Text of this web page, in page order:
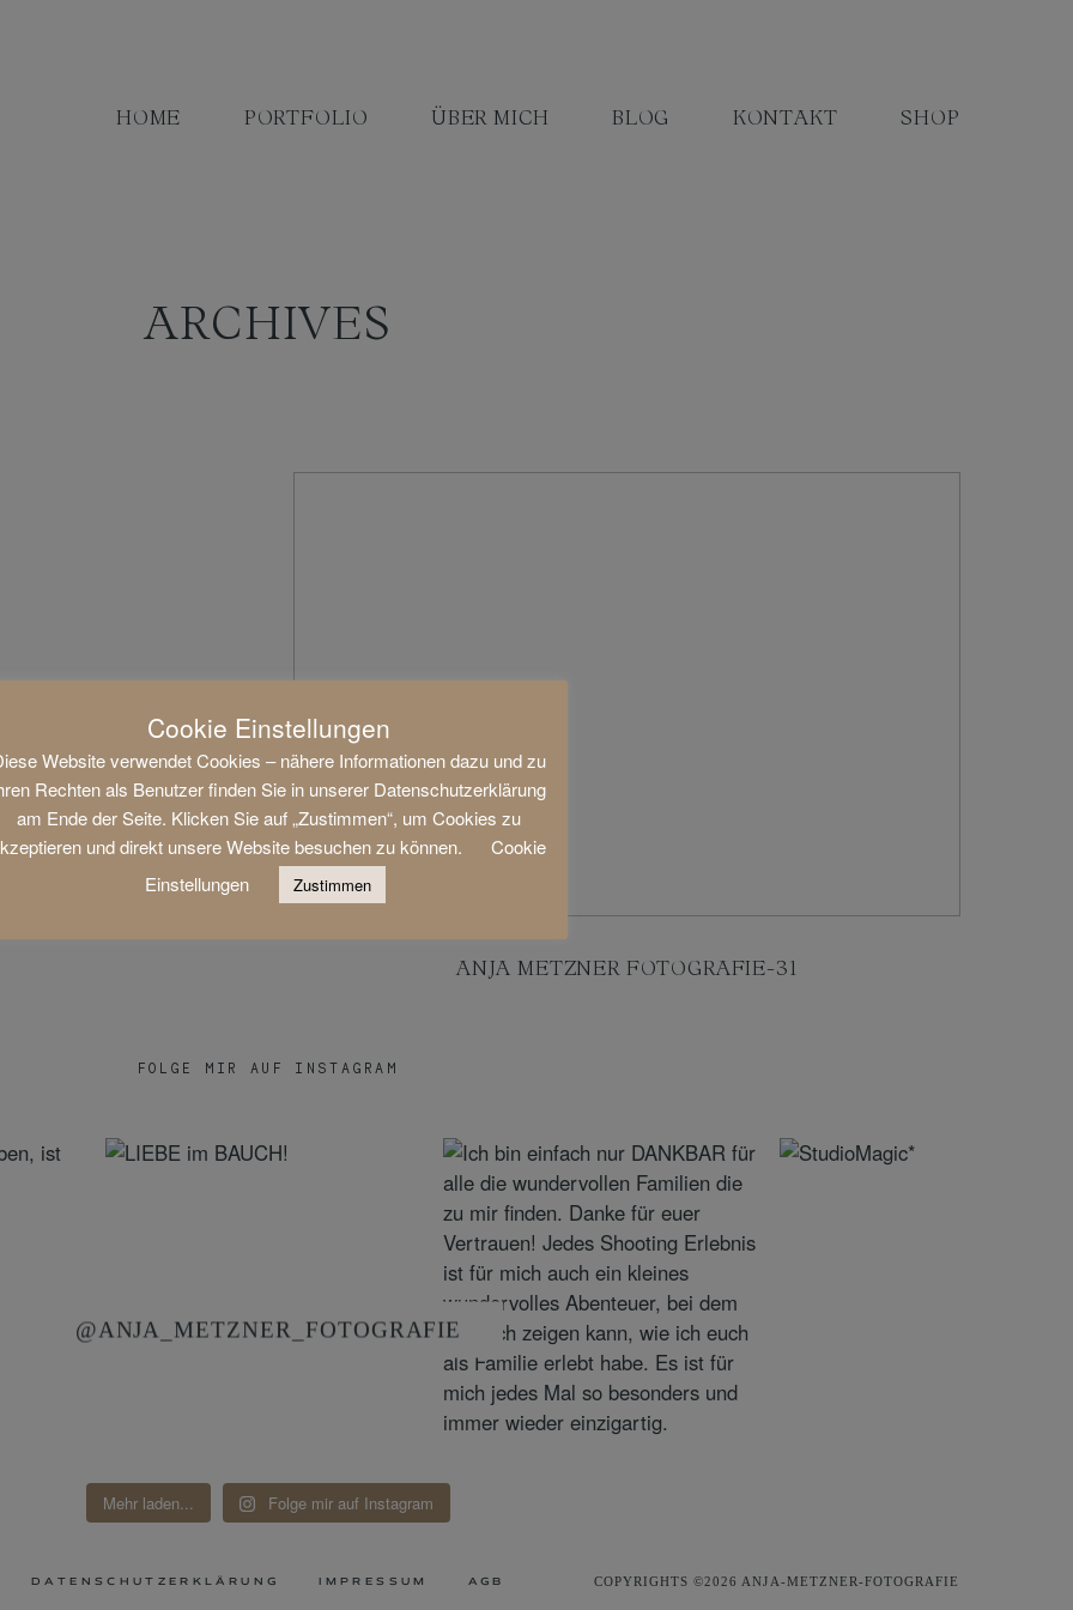
HOME PORTFOLIO ÜBER MICH BLOG KONTAKT SHOP
ARCHIVES
ANJA METZNER FOTOGRAFIE-31
FOLGE MIR AUF INSTAGRAM
@ANJA_METZNER_FOTOGRAFIE
Mehr laden... Folge mir auf Instagram
DATENSCHUTZERKLÄRUNG IMPRESSUM AGB COPYRIGHTS ©2026 ANJA-METZNER-FOTOGRAFIE
Cookie Einstellungen
Website verwendet Cookies – nähere Informationen dazu und zu
Rechten als Benutzer finden Sie in unserer Datenschutzerklärung
am Ende der Seite. Klicken Sie auf „Zustimmen“, um Cookies zu
und direkt unsere Website besuchen zu können.
Cookie
Einstellungen
Zustimmen